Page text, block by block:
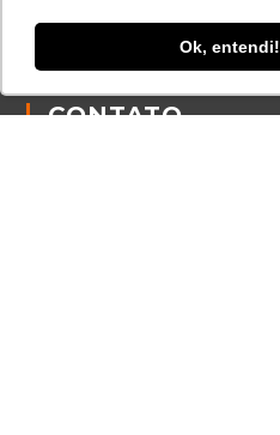
Ok, entendi!
Eventos
CONTATO